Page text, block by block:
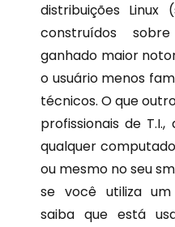
distribuições Linux
construídos
ganhado maior
o usuário menos
técnicos. O que
profissionais de
qualquer
ou mesmo no seu
se você utiliza um
saiba que está